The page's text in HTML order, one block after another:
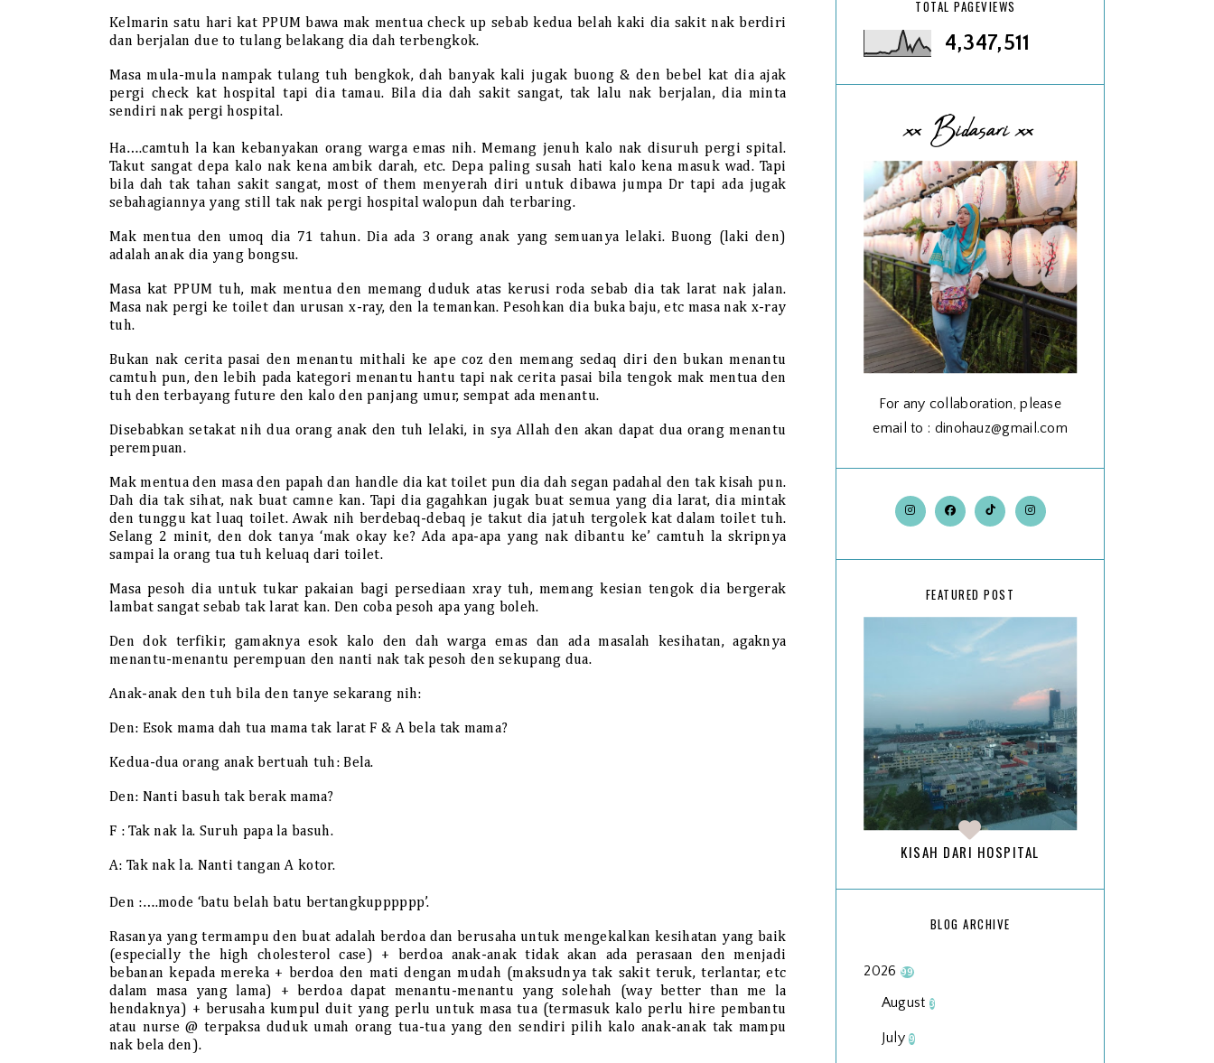
Kelmarin satu hari kat PPUM bawa mak mentua check up sebab kedua belah kaki dia sakit nak berdiri
dan berjalan due to tulang belakang dia dah terbengkok.
Masa mula-mula nampak tulang tuh bengkok, dah banyak kali jugak buong & den bebel kat dia ajak
pergi check kat hospital tapi dia tamau. Bila dia dah sakit sangat, tak lalu nak berjalan, dia minta
sendiri nak pergi hospital.
Ha….camtuh la kan kebanyakan orang warga emas nih. Memang jenuh kalo nak disuruh pergi spital.
Takut sangat depa kalo nak kena ambik darah, etc. Depa paling susah hati kalo kena masuk wad. Tapi
bila dah tak tahan sakit sangat, most of them menyerah diri untuk dibawa jumpa Dr tapi ada jugak
sebahagiannya yang still tak nak pergi hospital walopun dah terbaring.
Mak mentua den umoq dia 71 tahun. Dia ada 3 orang anak yang semuanya lelaki. Buong (laki den)
adalah anak dia yang bongsu.
Masa kat PPUM tuh, mak mentua den memang duduk atas kerusi roda sebab dia tak larat nak jalan.
Masa nak pergi ke toilet dan urusan x-ray, den la temankan. Pesohkan dia buka baju, etc masa nak x-ray
tuh.
Bukan nak cerita pasai den menantu mithali ke ape coz den memang sedaq diri den bukan menantu
camtuh pun, den lebih pada kategori menantu hantu tapi nak cerita pasai bila tengok mak mentua den
tuh den terbayang future den kalo den panjang umur, sempat ada menantu.
Disebabkan setakat nih dua orang anak den tuh lelaki, in sya Allah den akan dapat dua orang menantu
perempuan.
Mak mentua den masa den papah dan handle dia kat toilet pun dia dah segan padahal den tak kisah pun.
Dah dia tak sihat, nak buat camne kan. Tapi dia gagahkan jugak buat semua yang dia larat, dia mintak
den tunggu kat luaq toilet. Awak nih berdebaq-debaq je takut dia jatuh tergolek kat dalam toilet tuh.
Selang 2 minit, den dok tanya ‘mak okay ke? Ada apa-apa yang nak dibantu ke’ camtuh la skripnya
sampai la orang tua tuh keluaq dari toilet.
Masa pesoh dia untuk tukar pakaian bagi persediaan xray tuh, memang kesian tengok dia bergerak
lambat sangat sebab tak larat kan. Den coba pesoh apa yang boleh.
Den dok terfikir, gamaknya esok kalo den dah warga emas dan ada masalah kesihatan, agaknya
menantu-menantu perempuan den nanti nak tak pesoh den sekupang dua.
Anak-anak den tuh bila den tanye sekarang nih:
Den: Esok mama dah tua mama tak larat F & A bela tak mama?
Kedua-dua orang anak bertuah tuh: Bela.
Den: Nanti basuh tak berak mama?
F : Tak nak la. Suruh papa la basuh.
A: Tak nak la. Nanti tangan A kotor.
Den :….mode ‘batu belah batu bertangkupppppp’.
Rasanya yang termampu den buat adalah berdoa dan berusaha untuk mengekalkan kesihatan yang baik
(especially the high cholesterol case) + berdoa anak-anak tidak akan ada perasaan den menjadi
bebanan kepada mereka + berdoa den mati dengan mudah (maksudnya tak sakit teruk, terlantar, etc
dalam masa yang lama) + berdoa dapat menantu-menantu yang solehah (way better than me la
hendaknya) + berusaha kumpul duit yang perlu untuk masa tua (termasuk kalo perlu hire pembantu
atau nurse @ terpaksa duduk umah orang tua-tua yang den sendiri pilih kalo anak-anak tak mampu
nak bela den).
TOTAL PAGEVIEWS
4,347,511
xx Bidasari xx
For any collaboration, please
email to : dinohauz@gmail.com
FEATURED POST
KISAH DARI HOSPITAL
BLOG ARCHIVE
2026 99
August 3
July9